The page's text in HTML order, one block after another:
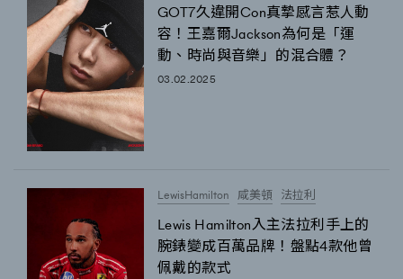
GOT7久違開Con真摯感言惹人動
容！王嘉爾Jackson為何是「運
動、時尚與音樂」的混合體？
03.02.2025
LewisHamilton 咸美頓 法拉利
Lewis Hamilton入主法拉利手上的
腕錶變成百萬品牌！盤點4款他曾
佩戴的款式